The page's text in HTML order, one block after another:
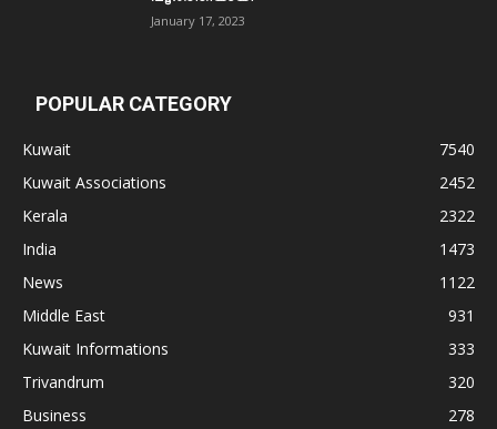
January 17, 2023
POPULAR CATEGORY
Kuwait
7540
Kuwait Associations
2452
Kerala
2322
India
1473
News
1122
Middle East
931
Kuwait Informations
333
Trivandrum
320
Business
278